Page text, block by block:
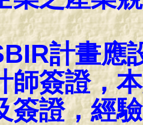
計畫應
師簽證，
簽證，經